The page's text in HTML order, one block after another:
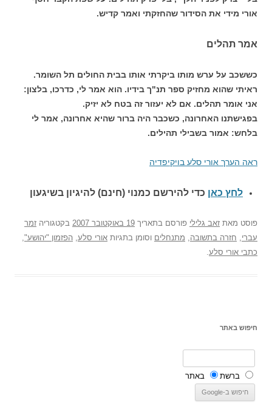
אורי מידי את הסידור שהחזקתי ואמר קדיש.
אמר תהלים
כששכב על ערש מותו ביקרתי אותו בבית החולים תל השומר.
ראיתי שהוא מחזיק ספר תנ"ך בידיו. הוא אמר לי, כדרכו, בלצון:
אני אומר תהלים. אם לא יעזור זה בטח לא יזיק.
בפגישתנו האחרונה, כשכבר היה ברור שהיא אחרונה, אמר לי
בלחש: אמור בשבילי תהילים.
ראה הערך אורי סלע בויקיפדיה
לחץ כאן כדי להירשם כמנוי (חינם) להיגיון בשיגעון
פוסט מאת זאב גלילי פורסם בתאריך 19 באוקטובר 2007 בקטגוריה זמר
עברי, חזרה בתשובה, מתנחלים וסומן בתגיות אורי סלע, הפזמון "יהושע",
כתבי אורי סלע.
חיפוש באתר
ברשת באתר